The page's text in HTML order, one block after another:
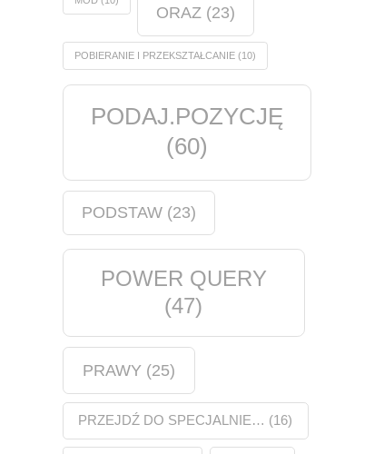
ORAZ (23)
POBIERANIE I PRZEKSZTAŁCANIE(10)
PODAJ.POZYCJĘ
(60)
PODSTAW(23)
POWER QUERY
(47)
PRAWY(25)
PRZEJDŹ DO SPECJALNIE… (16)